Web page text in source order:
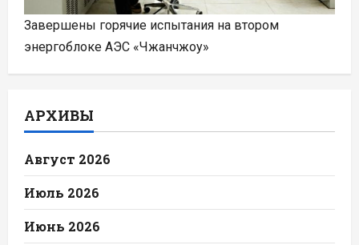
Завершены горячие испытания на втором
энергоблоке АЭС «Чжанчжоу»
АРХИВЫ
Август 2026
Июль 2026
Июнь 2026